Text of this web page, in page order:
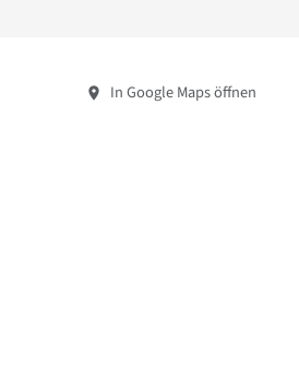
In Google Maps öffnen